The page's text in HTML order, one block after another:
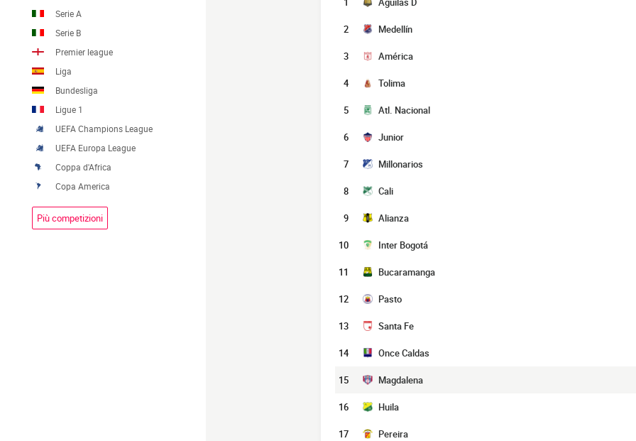
Serie A
Serie B
Premier league
Liga
Bundesliga
Ligue 1
UEFA Champions League
UEFA Europa League
Coppa d'Africa
Copa America
Più competizioni
2 Medellín
3 América
4 Tolima
5 Atl. Nacional
6 Junior
7 Millonarios
8 Cali
9 Alianza
10 Inter Bogotá
11 Bucaramanga
12 Pasto
13 Santa Fe
14 Once Caldas
15 Magdalena
16 Huila
17 Pereira